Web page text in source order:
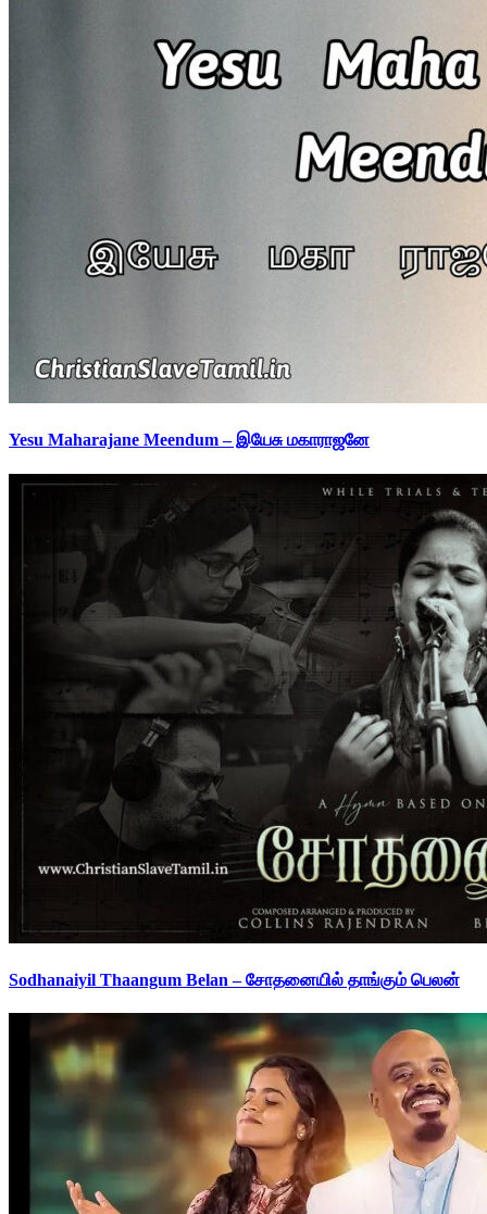
Yesu Maharajane Meendum – இயேசு மகாராஜனே
Sodhanaiyil Thaangum Belan – சோதனையில் தாங்கும் பெலன்